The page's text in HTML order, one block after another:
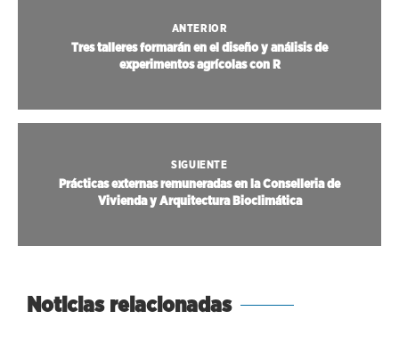
ANTERIOR
Tres talleres formarán en el diseño y análisis de
experimentos agrícolas con R
SIGUIENTE
Prácticas externas remuneradas en la Conselleria de
Vivienda y Arquitectura Bioclimática
Noticias relacionadas